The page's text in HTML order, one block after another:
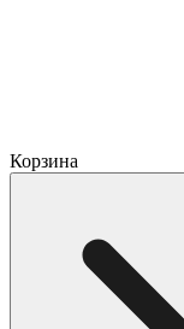
Корзина